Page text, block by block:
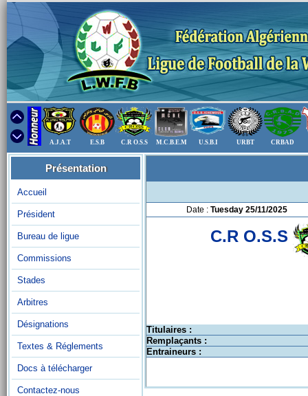
A.J.A.T E.S.B C.R O.S.S M.C.B.E.M U.S.B.I URBT CRBAD
Présentation
Accueil
Président
Bureau de ligue
Commissions
Stades
Arbitres
Désignations
Textes & Réglements
Docs à télécharger
Contactez-nous
Date : Tuesday 25/11/2025
C.R O.S.S
Titulaires :
Remplaçants :
Entraineurs :